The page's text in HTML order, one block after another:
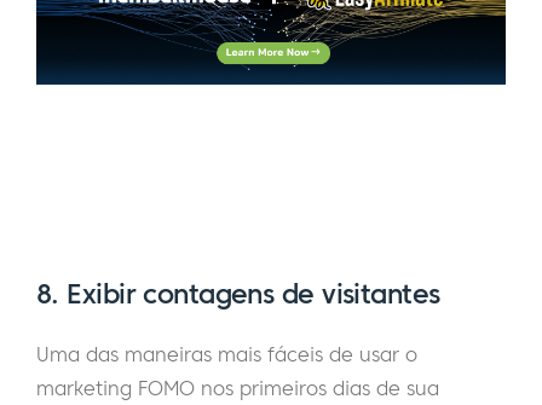
8. Exibir contagens de visitantes
Uma das maneiras mais fáceis de usar o
marketing FOMO nos primeiros dias de sua